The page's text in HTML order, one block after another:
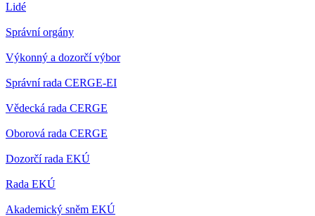
Lidé
Správní orgány
Výkonný a dozorčí výbor
Správní rada CERGE-EI
Vědecká rada CERGE
Oborová rada CERGE
Dozorčí rada EKÚ
Rada EKÚ
Akademický sněm EKÚ